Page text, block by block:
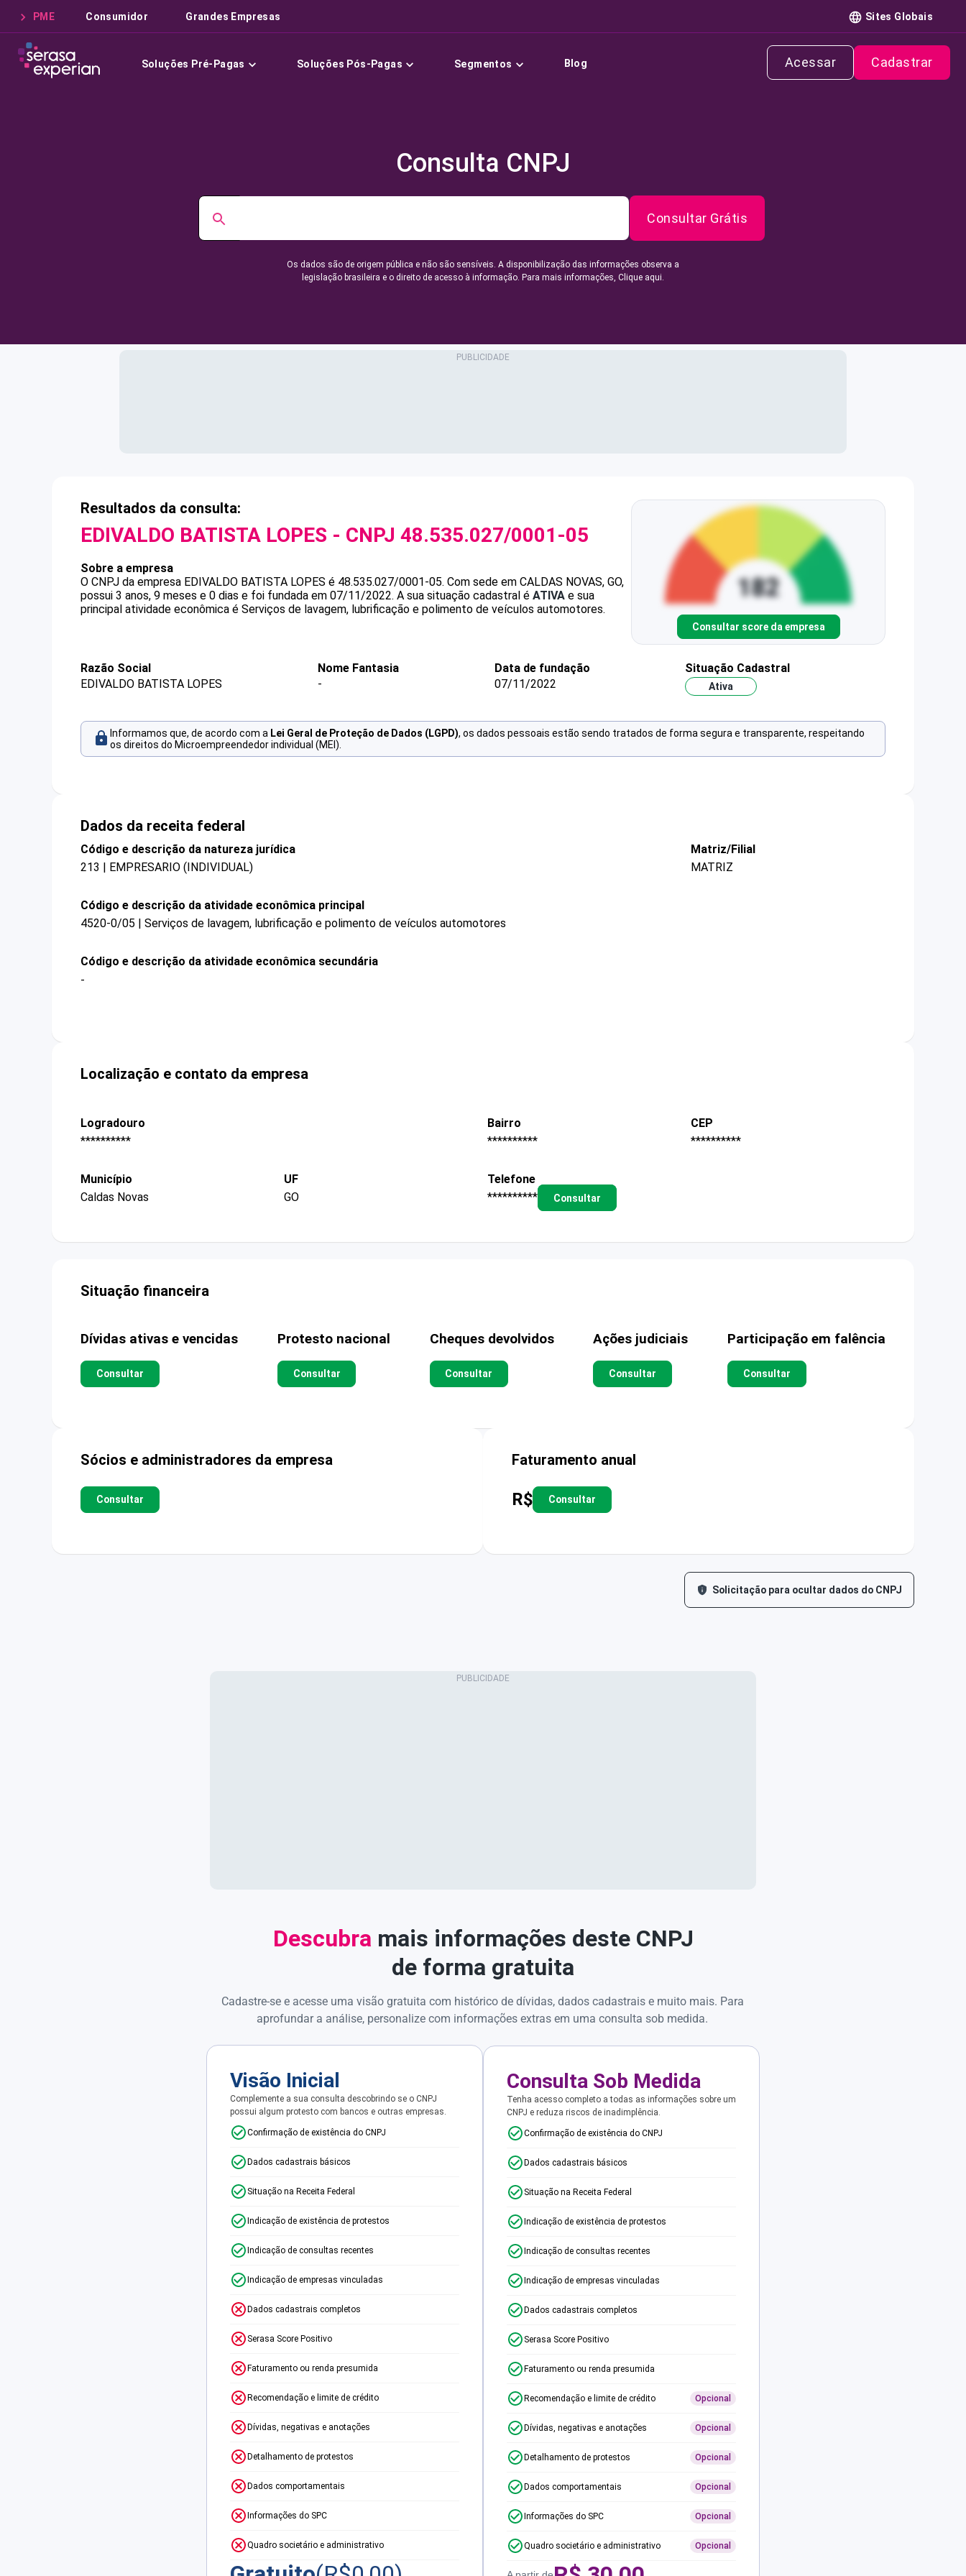
PME Consumidor Grandes Empresas Sites Globais
Soluções Pré-Pagas Soluções Pós-Pagas Segmentos Blog Acessar Cadastrar
Consulta CNPJ
Consultar Grátis
Os dados são de origem pública e não são sensíveis. A disponibilização das informações observa a
legislação brasileira e o direito de acesso à informação. Para mais informações, Clique aqui.
Resultados da consulta:
EDIVALDO BATISTA LOPES - CNPJ 48.535.027/0001-05
Sobre a empresa
O CNPJ da empresa EDIVALDO BATISTA LOPES é 48.535.027/0001-05. Com sede em CALDAS NOVAS, GO,
possui 3 anos, 9 meses e 0 dias e foi fundada em 07/11/2022. A sua situação cadastral é ATIVA e sua
principal atividade econômica é Serviços de lavagem, lubrificação e polimento de veículos automotores.
Consultar score da empresa
Razão Social
EDIVALDO BATISTA LOPES
Nome Fantasia
-
Data de fundação
07/11/2022
Situação Cadastral
Ativa
Informamos que, de acordo com a Lei Geral de Proteção de Dados (LGPD), os dados pessoais estão sendo tratados de forma segura e transparente, respeitando
os direitos do Microempreendedor individual (MEI).
Dados da receita federal
Código e descrição da natureza jurídica
213 | EMPRESARIO (INDIVIDUAL)
Matriz/Filial
MATRIZ
Código e descrição da atividade econômica principal
4520-0/05 | Serviços de lavagem, lubrificação e polimento de veículos automotores
Código e descrição da atividade econômica secundária
-
Localização e contato da empresa
Logradouro
**********
Bairro
**********
CEP
**********
Município
Caldas Novas
UF
GO
Telefone
**********
Consultar
Situação financeira
Dívidas ativas e vencidas
Consultar
Protesto nacional
Consultar
Cheques devolvidos
Consultar
Ações judiciais
Consultar
Participação em falência
Consultar
Sócios e administradores da empresa
Consultar
Faturamento anual
R$ Consultar
Solicitação para ocultar dados do CNPJ
Descubra mais informações deste CNPJ
de forma gratuita
Cadastre-se e acesse uma visão gratuita com histórico de dívidas, dados cadastrais e muito mais. Para
aprofundar a análise, personalize com informações extras em uma consulta sob medida.
Visão Inicial
Complemente a sua consulta descobrindo se o CNPJ
possui algum protesto com bancos e outras empresas.
Confirmação de existência do CNPJ
Dados cadastrais básicos
Situação na Receita Federal
Indicação de existência de protestos
Indicação de consultas recentes
Indicação de empresas vinculadas
Dados cadastrais completos
Serasa Score Positivo
Faturamento ou renda presumida
Recomendação e limite de crédito
Dívidas, negativas e anotações
Detalhamento de protestos
Dados comportamentais
Informações do SPC
Quadro societário e administrativo
Consulta Sob Medida
Tenha acesso completo a todas as informações sobre um
CNPJ e reduza riscos de inadimplência.
Confirmação de existência do CNPJ
Dados cadastrais básicos
Situação na Receita Federal
Indicação de existência de protestos
Indicação de consultas recentes
Indicação de empresas vinculadas
Dados cadastrais completos
Serasa Score Positivo
Faturamento ou renda presumida
Recomendação e limite de crédito Opcional
Dívidas, negativas e anotações Opcional
Detalhamento de protestos Opcional
Dados comportamentais Opcional
Informações do SPC Opcional
Quadro societário e administrativo Opcional